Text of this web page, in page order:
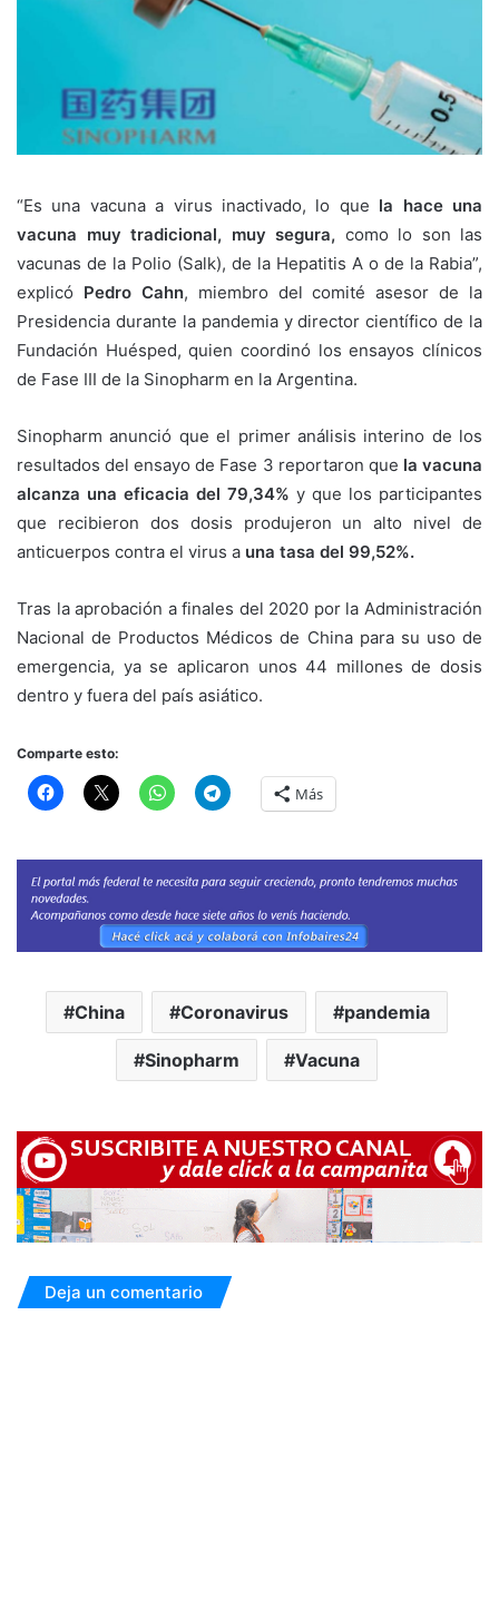
“Es una vacuna a virus inactivado, lo que la hace una
vacuna muy tradicional, muy segura, como lo son las
vacunas de la Polio (Salk), de la Hepatitis A o de la Rabia”,
explicó Pedro Cahn, miembro del comité asesor de la
Presidencia durante la pandemia y director científico de la
Fundación Huésped, quien coordinó los ensayos clínicos
de Fase III de la Sinopharm en la Argentina.
Sinopharm anunció que el primer análisis interino de los
resultados del ensayo de Fase 3 reportaron que la vacuna
alcanza una eficacia del 79,34% y que los participantes
que recibieron dos dosis produjeron un alto nivel de
anticuerpos contra el virus a una tasa del 99,52%.
Tras la aprobación a finales del 2020 por la Administración
Nacional de Productos Médicos de China para su uso de
emergencia, ya se aplicaron unos 44 millones de dosis
dentro y fuera del país asiático.
Comparte esto:
Más
China Coronavirus pandemia
Sinopharm Vacuna
Deja un comentario